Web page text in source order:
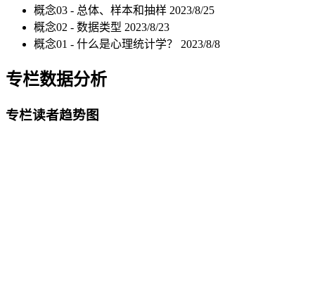
概念03 - 总体、样本和抽样 2023/8/25
概念02 - 数据类型 2023/8/23
概念01 - 什么是心理统计学？ 2023/8/8
专栏数据分析
专栏读者趋势图